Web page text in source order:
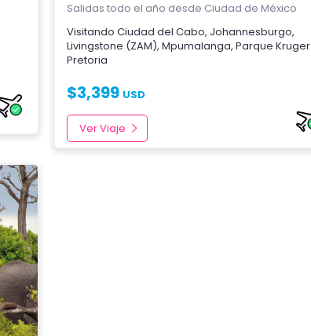
Salidas todo el año desde Ciudad de México
VisitandoCiudad del Cabo, Johannesburgo,
Livingstone (ZAM),Mpumalanga,Parque Kruger
Pretoria
$3,399 USD
Ver Viaje